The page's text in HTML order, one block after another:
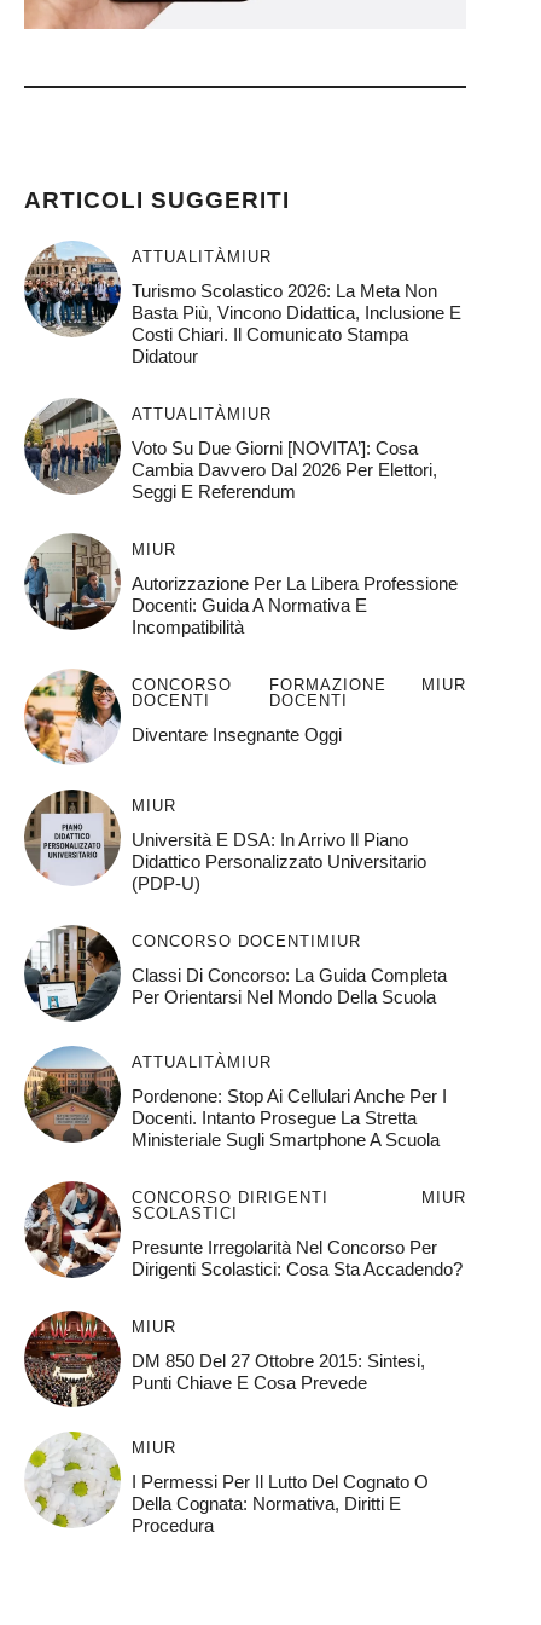
ARTICOLI SUGGERITI
ATTUALITÀ MIUR
Turismo Scolastico 2026: La Meta Non
Basta Più, Vincono Didattica, Inclusione E
Costi Chiari. Il Comunicato Stampa
Didatour
ATTUALITÀ MIUR
Voto Su Due Giorni [NOVITA’]: Cosa
Cambia Davvero Dal 2026 Per Elettori,
Seggi E Referendum
MIUR
Autorizzazione Per La Libera Professione
Docenti: Guida A Normativa E
Incompatibilità
CONCORSO
DOCENTI
FORMAZIONE
DOCENTI
MIUR
Diventare Insegnante Oggi
MIUR
Università E DSA: In Arrivo Il Piano
Didattico Personalizzato Universitario
(PDP-U)
CONCORSO DOCENTI MIUR
Classi Di Concorso: La Guida Completa
Per Orientarsi Nel Mondo Della Scuola
ATTUALITÀ MIUR
Pordenone: Stop Ai Cellulari Anche Per I
Docenti. Intanto Prosegue La Stretta
Ministeriale Sugli Smartphone A Scuola
CONCORSO DIRIGENTI
SCOLASTICI
MIUR
Presunte Irregolarità Nel Concorso Per
Dirigenti Scolastici: Cosa Sta Accadendo?
MIUR
DM 850 Del 27 Ottobre 2015: Sintesi,
Punti Chiave E Cosa Prevede
MIUR
I Permessi Per Il Lutto Del Cognato O
Della Cognata: Normativa, Diritti E
Procedura